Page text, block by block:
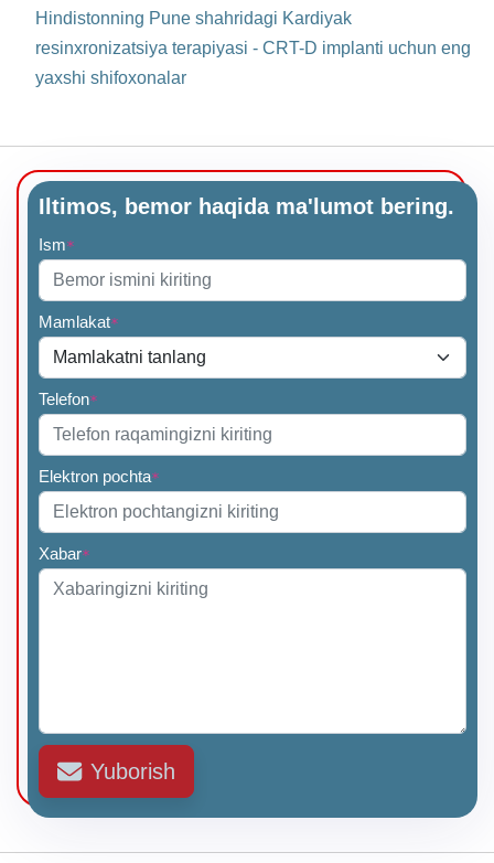
Hindistonning Pune shahridagi Kardiyak
resinxronizatsiya terapiyasi - CRT-D implanti uchun eng
yaxshi shifoxonalar
Iltimos, bemor haqida ma'lumot bering.
Ism*
Mamlakat*
Telefon*
Elektron pochta*
Xabar*
Yuborish